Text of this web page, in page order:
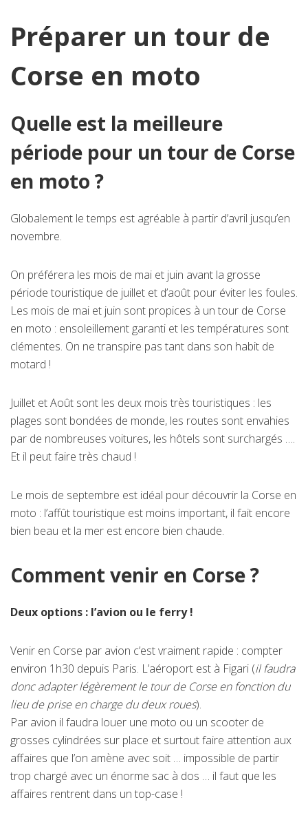
Préparer un tour de
Corse en moto
Quelle est la meilleure
période pour un tour de Corse
en moto ?
Globalement le temps est agréable à partir d’avril jusqu’en
novembre.
On préférera les mois de mai et juin avant la grosse
période touristique de juillet et d’août pour éviter les foules.
Les mois de mai et juin sont propices à un tour de Corse
en moto : ensoleillement garanti et les températures sont
clémentes. On ne transpire pas tant dans son habit de
motard !
Juillet et Août sont les deux mois très touristiques : les
plages sont bondées de monde, les routes sont envahies
par de nombreuses voitures, les hôtels sont surchargés ….
Et il peut faire très chaud !
Le mois de septembre est idéal pour découvrir la Corse en
moto : l’affût touristique est moins important, il fait encore
bien beau et la mer est encore bien chaude.
Comment venir en Corse ?
Deux options : l’avion ou le ferry !
Venir en Corse par avion c’est vraiment rapide : compter
environ 1h30 depuis Paris. L’aéroport est à Figari (il faudra
donc adapter légèrement le tour de Corse en fonction du
lieu de prise en charge du deux roues).
Par avion il faudra louer une moto ou un scooter de
grosses cylindrées sur place et surtout faire attention aux
affaires que l’on amène avec soit … impossible de partir
trop chargé avec un énorme sac à dos … il faut que les
affaires rentrent dans un top-case !